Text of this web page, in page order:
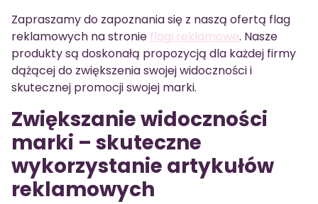
Zapraszamy do zapoznania się z naszą ofertą flag
reklamowych na stronie flagi reklamowe. Nasze
produkty są doskonałą propozycją dla każdej firmy
dążącej do zwiększenia swojej widoczności i
skutecznej promocji swojej marki.
Zwiększanie widoczności
marki – skuteczne
wykorzystanie artykułów
reklamowych